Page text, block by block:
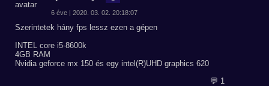
6 éve | 2020. 03. 02. 20:18:07
Szerintetek hány fps lessz ezen a gépen
INTEL core i5-8600k
4GB RAM
Nvidia geforce mx 150 és egy intel(R)UHD graphics 620
💬 1